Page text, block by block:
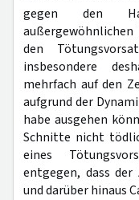
gegen den
außergewöhnlichen
den
insbesondere
mehrfach auf den
aufgrund der
habe ausgehen
Schnitte nicht
eines
entgegen, dass
und darüber hinaus